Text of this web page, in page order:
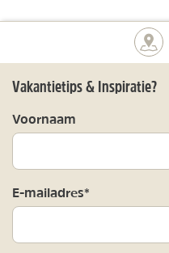
Vakantietips & Inspiratie?
Voornaam
E-mailadres*